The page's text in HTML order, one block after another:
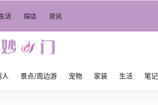
活 探店 资讯
人 景点/周边游 宠物 家装 生活 笔记